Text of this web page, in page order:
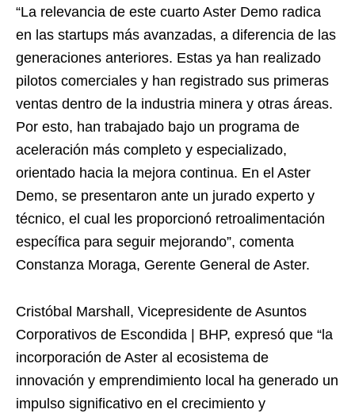
“La relevancia de este cuarto Aster Demo radica
en las startups más avanzadas, a diferencia de las
generaciones anteriores. Estas ya han realizado
pilotos comerciales y han registrado sus primeras
ventas dentro de la industria minera y otras áreas.
Por esto, han trabajado bajo un programa de
aceleración más completo y especializado,
orientado hacia la mejora continua. En el Aster
Demo, se presentaron ante un jurado experto y
técnico, el cual les proporcionó retroalimentación
específica para seguir mejorando”, comenta
Constanza Moraga, Gerente General de Aster.
Cristóbal Marshall, Vicepresidente de Asuntos
Corporativos de Escondida | BHP, expresó que “la
incorporación de Aster al ecosistema de
innovación y emprendimiento local ha generado un
impulso significativo en el crecimiento y